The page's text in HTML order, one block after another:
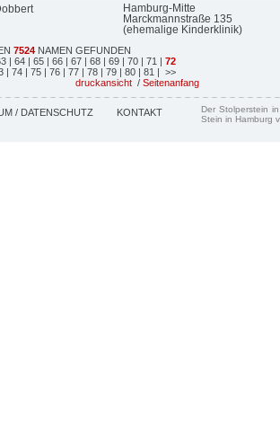
Hamburg-Mitte
Marckmannstraße 135
(ehemalige Kinderklinik)
7524 NAMEN GEFUNDEN
| 64 | 65 | 66 | 67 | 68 | 69 | 70 | 71 | 72
| 74 | 75 | 76 | 77 | 78 | 79 | 80 | 81 | >>
druckansicht / Seitenanfang
/ DATENSCHUTZ KONTAKT
Der Stolperstein
Stein in Hamburg